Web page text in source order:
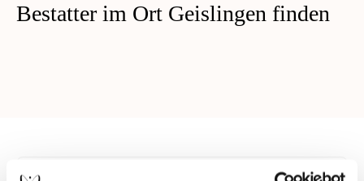
Bestatter im Ort Geislingen finden